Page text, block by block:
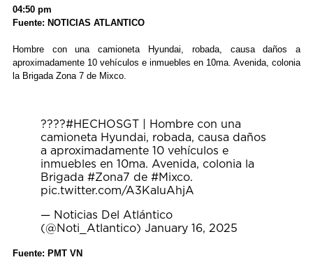
04:50 pm
Fuente: NOTICIAS ATLANTICO
Hombre con una camioneta Hyundai, robada, causa daños a
aproximadamente 10 vehículos e inmuebles en 10ma. Avenida, colonia
la Brigada Zona 7 de Mixco.
????#HECHOSGT| Hombre con una
camioneta Hyundai, robada, causa daños
a aproximadamente 10 vehículos e
inmuebles en 10ma. Avenida, colonia la
Brigada #Zona7 de #Mixco.
pic.twitter.com/A3KaluAhjA
— Noticias Del Atlántico
(@Noti_Atlantico) January 16, 2025
Fuente: PMT VN